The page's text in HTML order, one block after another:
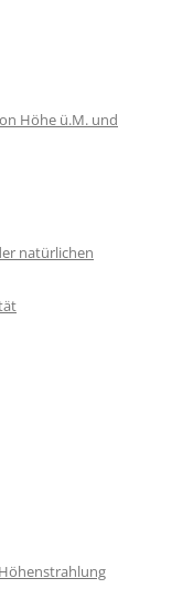
Höhe ü.M. und
natürlichen